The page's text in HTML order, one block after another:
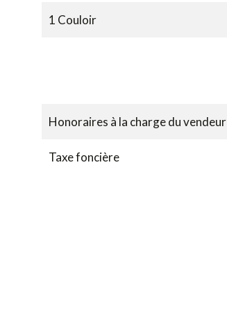
1 Couloir
Honoraires à la charge du vendeur
Taxe foncière